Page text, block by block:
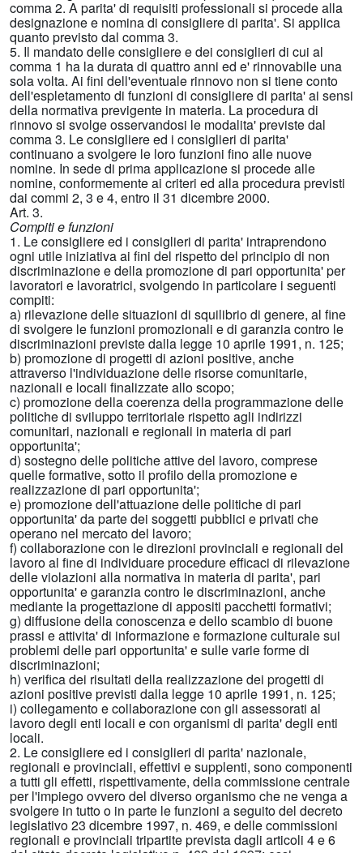
comma 2. A parita' di requisiti professionali si procede alla
designazione e nomina di consigliere di parita'. Si applica
quanto previsto dal comma 3.
5. Il mandato delle consigliere e dei consiglieri di cui al
comma 1 ha la durata di quattro anni ed e' rinnovabile una
sola volta. Ai fini dell'eventuale rinnovo non si tiene conto
dell'espletamento di funzioni di consigliere di parita' ai sensi
della normativa previgente in materia. La procedura di
rinnovo si svolge osservandosi le modalita' previste dal
comma 3. Le consigliere ed i consiglieri di parita'
continuano a svolgere le loro funzioni fino alle nuove
nomine. In sede di prima applicazione si procede alle
nomine, conformemente ai criteri ed alla procedura previsti
dai commi 2, 3 e 4, entro il 31 dicembre 2000.
Art. 3.
Compiti e funzioni
1. Le consigliere ed i consiglieri di parita' intraprendono
ogni utile iniziativa ai fini del rispetto del principio di non
discriminazione e della promozione di pari opportunita' per
lavoratori e lavoratrici, svolgendo in particolare i seguenti
compiti:
a) rilevazione delle situazioni di squilibrio di genere, al fine
di svolgere le funzioni promozionali e di garanzia contro le
discriminazioni previste dalla legge 10 aprile 1991, n. 125;
b) promozione di progetti di azioni positive, anche
attraverso l'individuazione delle risorse comunitarie,
nazionali e locali finalizzate allo scopo;
c) promozione della coerenza della programmazione delle
politiche di sviluppo territoriale rispetto agli indirizzi
comunitari, nazionali e regionali in materia di pari
opportunita';
d) sostegno delle politiche attive del lavoro, comprese
quelle formative, sotto il profilo della promozione e
realizzazione di pari opportunita';
e) promozione dell'attuazione delle politiche di pari
opportunita' da parte dei soggetti pubblici e privati che
operano nel mercato del lavoro;
f) collaborazione con le direzioni provinciali e regionali del
lavoro al fine di individuare procedure efficaci di rilevazione
delle violazioni alla normativa in materia di parita', pari
opportunita' e garanzia contro le discriminazioni, anche
mediante la progettazione di appositi pacchetti formativi;
g) diffusione della conoscenza e dello scambio di buone
prassi e attivita' di informazione e formazione culturale sui
problemi delle pari opportunita' e sulle varie forme di
discriminazioni;
h) verifica dei risultati della realizzazione dei progetti di
azioni positive previsti dalla legge 10 aprile 1991, n. 125;
i) collegamento e collaborazione con gli assessorati al
lavoro degli enti locali e con organismi di parita' degli enti
locali.
2. Le consigliere ed i consiglieri di parita' nazionale,
regionali e provinciali, effettivi e supplenti, sono componenti
a tutti gli effetti, rispettivamente, della commissione centrale
per l'impiego ovvero del diverso organismo che ne venga a
svolgere in tutto o in parte le funzioni a seguito del decreto
legislativo 23 dicembre 1997, n. 469, e delle commissioni
regionali e provinciali tripartite prevista dagli articoli 4 e 6